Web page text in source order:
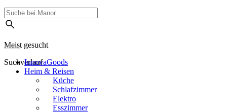
Meist gesucht
SuchverlaufInnovaGoods
Heim & Reisen
Küche
Schlafzimmer
Elektro
Esszimmer